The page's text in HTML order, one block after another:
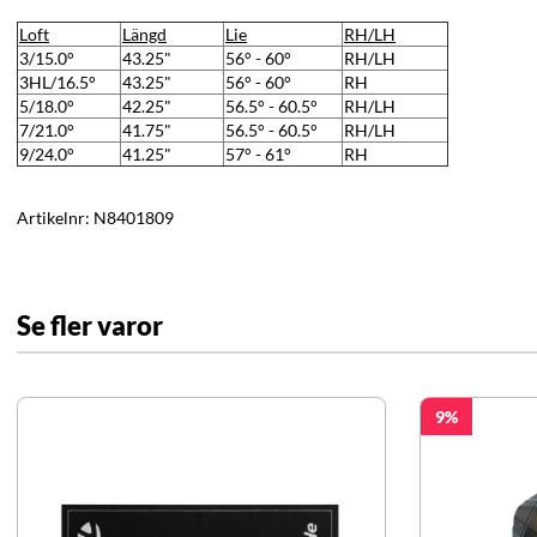
Loft Längd Lie
RH/LH
3/15.0°
43.25" 56° - 60°
RH/LH
3HL/16.5°
43.25" 56° - 60°
RH
5/18.0°
42.25" 56.5° - 60.5°
RH/LH
7/21.0°
41.75" 56.5° - 60.5°
RH/LH
9/24.0°
41.25" 57° - 61° RH
Artikelnr: N8401809
Se fler varor
9